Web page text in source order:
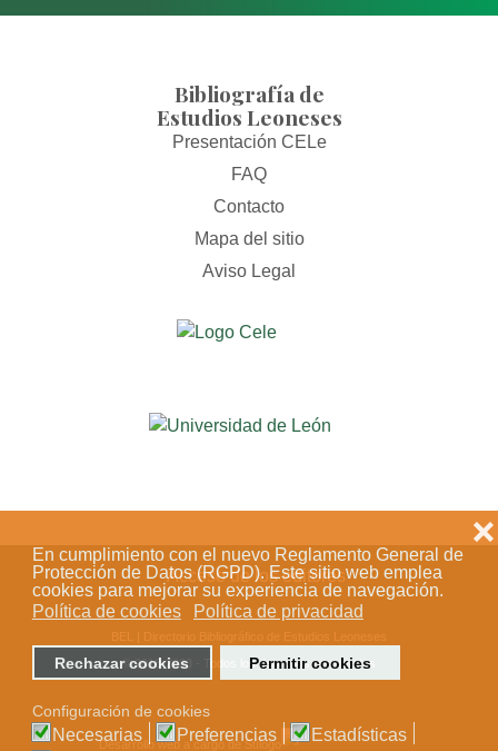
En cumplimiento con el nuevo Reglamento General de
Protección de Datos (RGPD). Este sitio web emplea
cookies para mejorar su experiencia de navegación.
Política de cookies
Política de privacidad
Rechazar cookies Permitir cookies
❌
Configuración de cookies
Necesarias Preferencias Estadísticas
Bibliografía de
Estudios Leoneses
Presentación CELe
FAQ
Contacto
Mapa del sitio
Aviso Legal
Acceso de los editores
© 2018-2023 - Todos los derechos reservados
Desarrollo web a cargo de Stílogo